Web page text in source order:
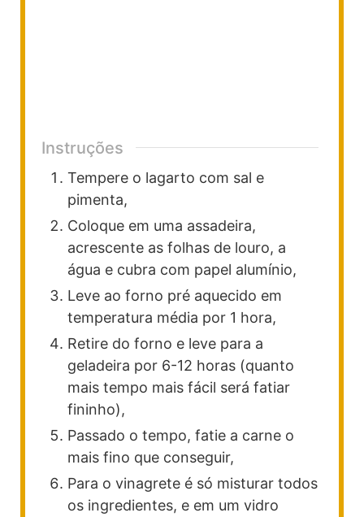
Instruções
Tempere o lagarto com sal e
pimenta,
Coloque em uma assadeira,
acrescente as folhas de louro, a
água e cubra com papel alumínio,
Leve ao forno pré aquecido em
temperatura média por 1 hora,
Retire do forno e leve para a
geladeira por 6-12 horas (quanto
mais tempo mais fácil será fatiar
fininho),
Passado o tempo, fatie a carne o
mais fino que conseguir,
Para o vinagrete é só misturar todos
os ingredientes, e em um vidro